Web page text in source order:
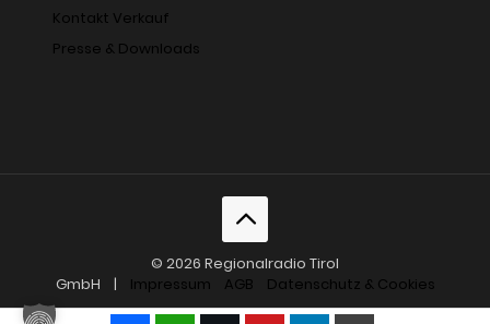
Kontakt Verkauf
Presse & Downloads
© 2026 Regionalradio Tirol
GmbH | Impressum AGB Datenschutz & Cookies